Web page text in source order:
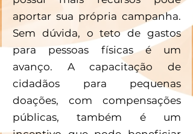
aportar sua própria campanha.
Sem dúvida, o teto de gastos
para pessoas físicas é um
avanço. A capacitação de
cidadãos para pequenas
doações, com compensações
públicas, também é um